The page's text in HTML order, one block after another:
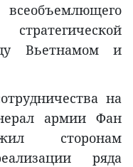
Вьетнамом и
на
армии Фан
сторонам
ряда